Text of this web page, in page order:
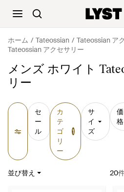
ホーム Tateossian Tateossian ア
Tateossian アクセサリー
メンズ ホワイト
リー
セ
ー
ル
カ
テ
ゴ
リ
ー
1
サ
イ
ズ
価
格
並び替え 20